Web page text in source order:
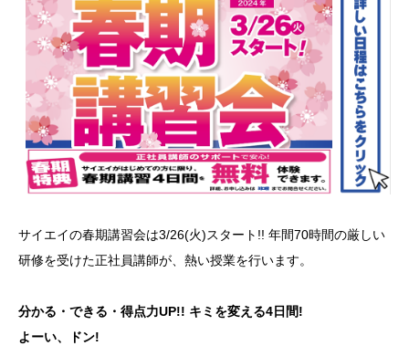
サイエイの春期講習会は3/26(火)スタート!! 年間70時間の厳しい
研修を受けた正社員講師が、熱い授業を行います。
分かる・できる・得点力UP!! キミを変える4日間!
よーい、ドン!